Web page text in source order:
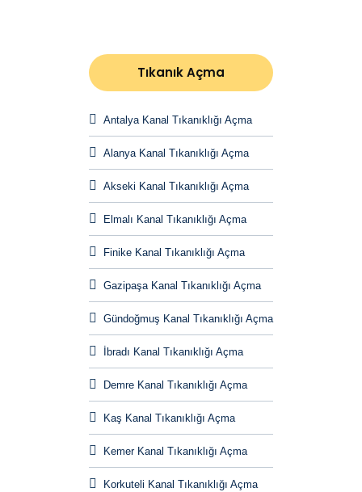
Tıkanık Açma
Antalya Kanal Tıkanıklığı Açma
Alanya Kanal Tıkanıklığı Açma
Akseki Kanal Tıkanıklığı Açma
Elmalı Kanal Tıkanıklığı Açma
Finike Kanal Tıkanıklığı Açma
Gazipaşa Kanal Tıkanıklığı Açma
Gündoğmuş Kanal Tıkanıklığı Açma
İbradı Kanal Tıkanıklığı Açma
Demre Kanal Tıkanıklığı Açma
Kaş Kanal Tıkanıklığı Açma
Kemer Kanal Tıkanıklığı Açma
Korkuteli Kanal Tıkanıklığı Açma